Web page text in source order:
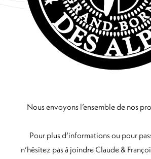
Nous envoyons l’ensemble de nos
Pour plus d’informations ou pour
n’hésitez pas à joindre Claude &